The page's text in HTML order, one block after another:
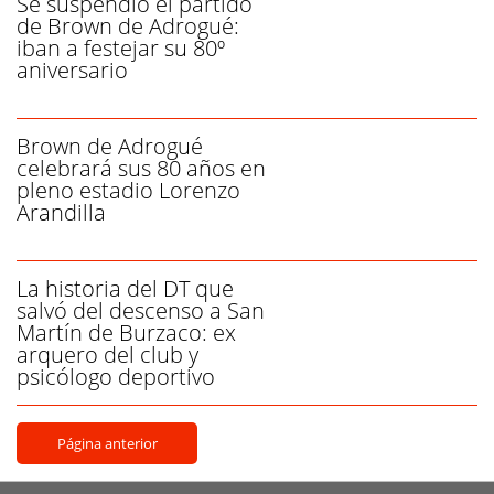
de Brown de Adrogué:
iban a festejar su 80º
aniversario
Brown de Adrogué
celebrará sus 80 años en
pleno estadio Lorenzo
Arandilla
La historia del DT que
salvó del descenso a San
Martín de Burzaco: ex
arquero del club y
psicólogo deportivo
Página anterior